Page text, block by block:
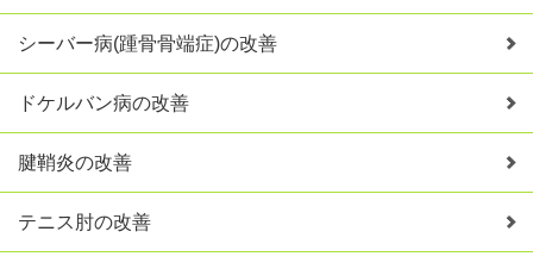
シーバー病(踵骨骨端症)の改善
ドケルバン病の改善
腱鞘炎の改善
テニス肘の改善